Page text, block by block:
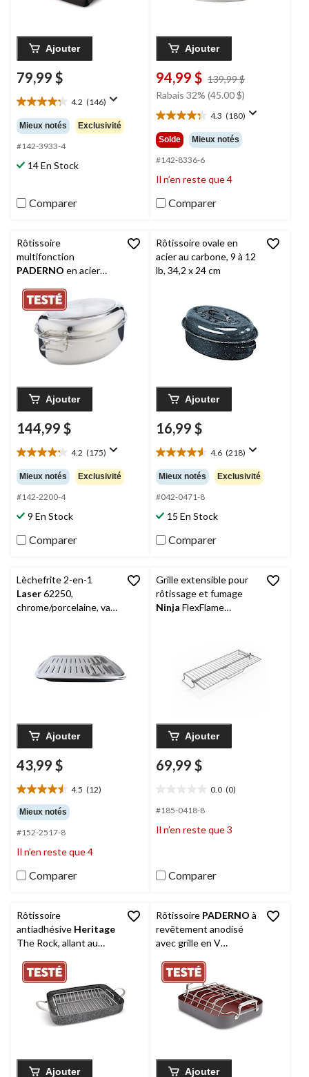
Ajouter
79,99 $
4.2 (146)
4.2
étoile(s)
sur
5.
146
évaluations
Mieux notés Exclusivité
#142-3933-4
14 En Stock
Comparer
Ajouter
94,99 $ 139,99 $
Rabais 32% (45.00 $)
4.3 (180)
4.3
étoile(s)
sur
5.
180
évaluations
Solde Mieux notés
#142-8336-6
Il n’en reste que 4
Comparer
Rôtissoire
multifonction
PADERNO en acier
grille amovible, 16,5 po
Ajouter
144,99 $
4.2 (175)
4.2
étoile(s)
sur
5.
175
évaluations
Mieux notés Exclusivité
#142-2200-4
9 En Stock
Comparer
Rôtissoire ovale en
acier au carbone, 9 à 12
lb, 34,2 x 24 cm
Ajouter
16,99 $
4.6 (218)
4.6
étoile(s)
sur
5.
218
évaluations
Mieux notés Exclusivité
#042-0471-8
15 En Stock
Comparer
Lèchefrite 2-en-1
Laser62250,
chrome/porcelaine, va
Ajouter
43,99 $
4.5 (12)
4.5
étoile(s)
sur
5.
12
Mieux notés
#152-2517-8
Il n’en reste que 4
Comparer
Grille extensible pour
rôtissage et fumage
Ninja FlexFlame
Ajouter
69,99 $
0.0 (0)
étoile(s)
5.
#185-0418-8
Il n’en reste que 3
Comparer
Rôtissoire
antiadhésive Heritage
The Rock, allant au
four, 17 x 30,4 cm
Ajouter
Rôtissoire PADERNO à
revêtement anodisé
avec grille en V
antiadhésive, allant au
four, 41,3 x 33,6 cm
Ajouter